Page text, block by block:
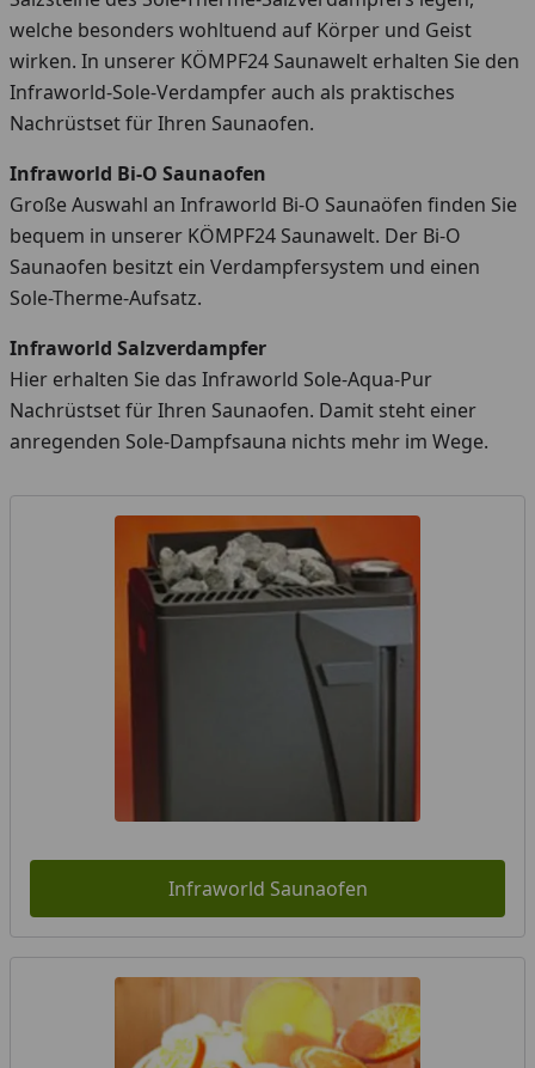
welche besonders wohltuend auf Körper und Geist
wirken. In unserer KÖMPF24 Saunawelt erhalten Sie den
Infraworld-Sole-Verdampfer auch als praktisches
Nachrüstset für Ihren Saunaofen.
Infraworld Bi-O Saunaofen
Große Auswahl an Infraworld Bi-O Saunaöfen finden Sie
bequem in unserer KÖMPF24 Saunawelt. Der Bi-O
Saunaofen besitzt ein Verdampfersystem und einen
Sole-Therme-Aufsatz.
Infraworld Salzverdampfer
Hier erhalten Sie das Infraworld Sole-Aqua-Pur
Nachrüstset für Ihren Saunaofen. Damit steht einer
anregenden Sole-Dampfsauna nichts mehr im Wege.
Infraworld Saunaofen